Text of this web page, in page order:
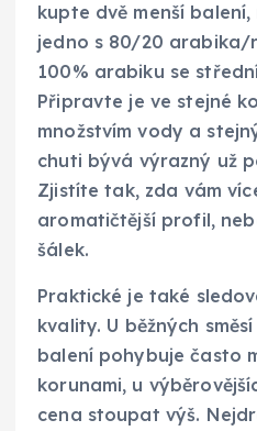
kupte dvě menší
jedno s 80/20 arabika/
100% arabiku se
Připravte je ve stejné
množstvím vody a
chuti bývá výrazný už
Zjistíte tak, zda vám
aromatičtější profil,
šálek.
Praktické je také
kvality. U běžných
balení pohybuje často
korunami, u
cena stoupat výš.